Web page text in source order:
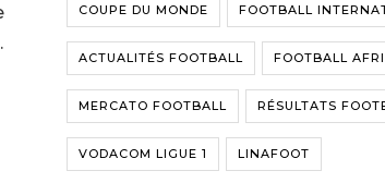
COUPE DU MONDE FOOTBALL
ACTUALITÉS FOOTBALL FOOTBALL
MERCATO FOOTBALL RÉSULTATS
VODACOM LIGUE 1 LINAFOOT